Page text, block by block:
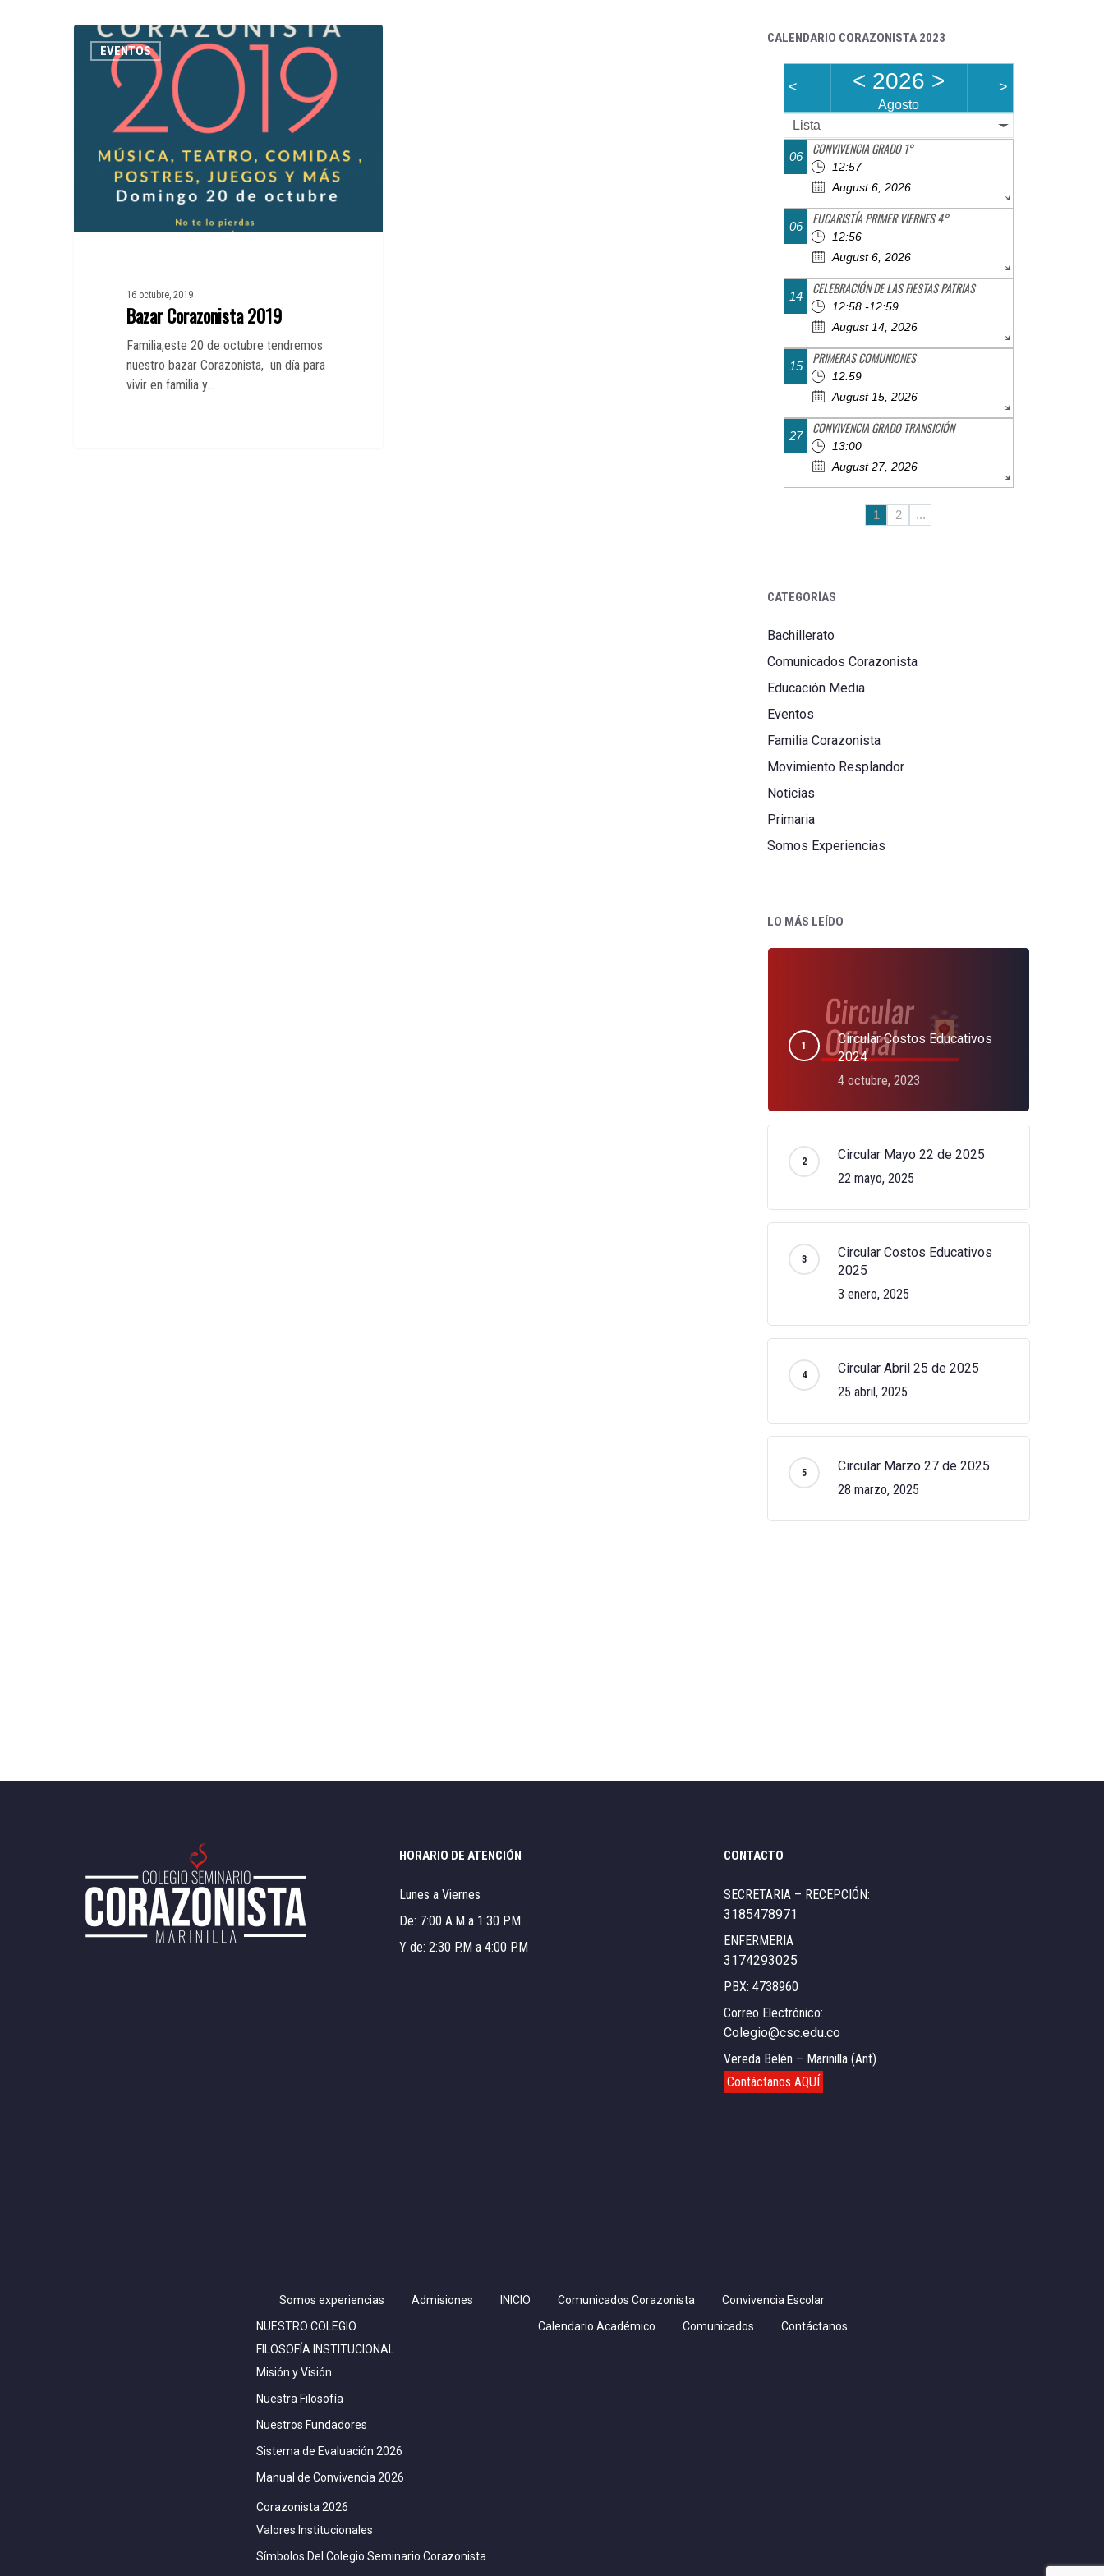
Bazar
Corazonista
EVENTOS
16 octubre, 2019
Bazar Corazonista 2019
Familia,este 20 de octubre tendremos
nuestro bazar Corazonista, un día para
vivir en familia y…
CALENDARIO CORAZONISTA 2023
< < 2026 >
Agosto
>
Lista
06 CONVIVENCIA GRADO 1°
12:57
August 6, 2026
06 EUCARISTÍA PRIMER VIERNES 4°
12:56
August 6, 2026
14 CELEBRACIÓN DE LAS FIESTAS PATRIAS
12:58 -12:59
August 14, 2026
15 PRIMERAS COMUNIONES
12:59
August 15, 2026
27 CONVIVENCIA GRADO TRANSICIÓN
13:00
August 27, 2026
1 2 ...
CATEGORÍAS
Bachillerato
Comunicados Corazonista
Educación Media
Eventos
Familia Corazonista
Movimiento Resplandor
Noticias
Primaria
Somos Experiencias
LO MÁS LEÍDO
Circular Costos Educativos
2024
4 octubre, 2023
Circular Mayo 22 de 2025
22 mayo, 2025
Circular Costos Educativos
2025
3 enero, 2025
Circular Abril 25 de 2025
25 abril, 2025
Circular Marzo 27 de 2025
28 marzo, 2025
HORARIO DE ATENCIÓN
Lunes a Viernes
De: 7:00 A.M a 1:30 P.M
Y de: 2:30 P.M a 4:00 P.M
CONTACTO
SECRETARIA – RECEPCIÓN:
3185478971
ENFERMERIA
3174293025
PBX: 4738960
Correo Electrónico:
Colegio@csc.edu.co
Vereda Belén – Marinilla (Ant)
Contáctanos AQUÍ
Somos experiencias Admisiones INICIO Comunicados Corazonista
Convivencia Escolar
NUESTRO COLEGIO
FILOSOFÍA INSTITUCIONAL
Misión y Visión
Nuestra Filosofía
Nuestros Fundadores
Sistema de Evaluación 2026
Manual de Convivencia 2026
Corazonista 2026
Valores Institucionales
Símbolos Del Colegio Seminario Corazonista
Calendario Académico Comunicados Contáctanos